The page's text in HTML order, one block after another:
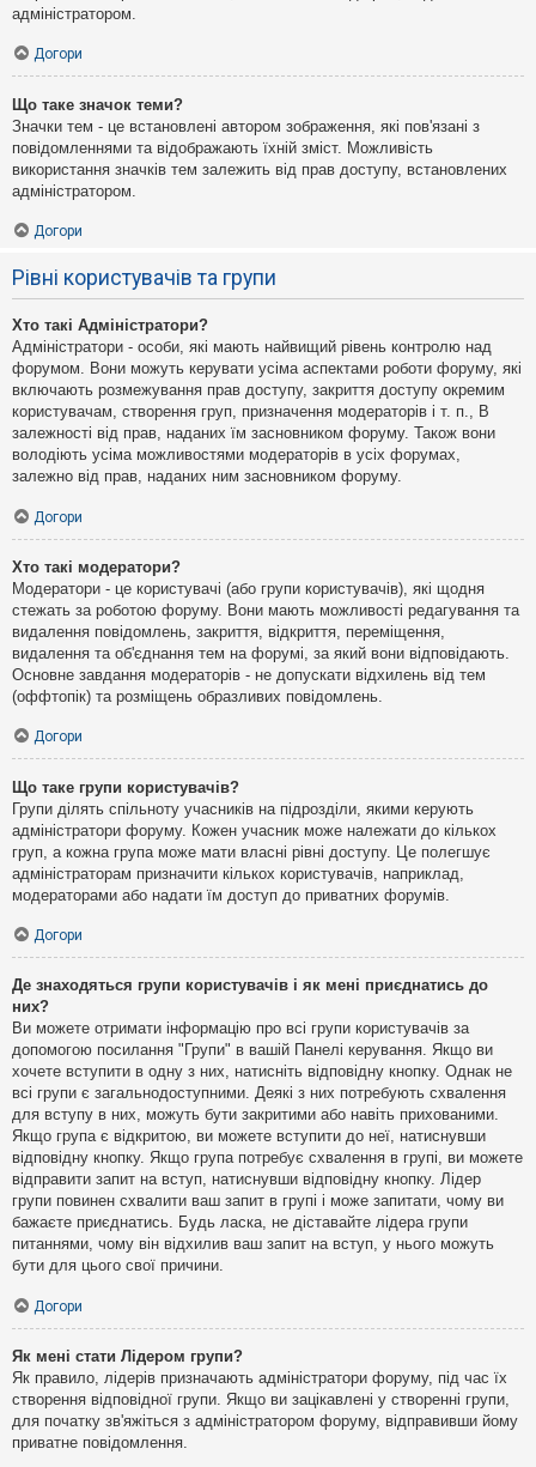
адміністратором.
Догори
Що таке значок теми?
Значки тем - це встановлені автором зображення, які пов'язані з
повідомленнями та відображають їхній зміст. Можливість
використання значків тем залежить від прав доступу, встановлених
адміністратором.
Догори
Рівні користувачів та групи
Хто такі Адміністратори?
Адміністратори - особи, які мають найвищий рівень контролю над
форумом. Вони можуть керувати усіма аспектами роботи форуму, які
включають розмежування прав доступу, закриття доступу окремим
користувачам, створення груп, призначення модераторів і т. п., В
залежності від прав, наданих їм засновником форуму. Також вони
володіють усіма можливостями модераторів в усіх форумах,
залежно від прав, наданих ним засновником форуму.
Догори
Хто такі модератори?
Модератори - це користувачі (або групи користувачів), які щодня
стежать за роботою форуму. Вони мають можливості редагування та
видалення повідомлень, закриття, відкриття, переміщення,
видалення та об'єднання тем на форумі, за який вони відповідають.
Основне завдання модераторів - не допускати відхилень від тем
(оффтопік) та розміщень образливих повідомлень.
Догори
Що таке групи користувачів?
Групи ділять спільноту учасників на підрозділи, якими керують
адміністратори форуму. Кожен учасник може належати до кількох
груп, а кожна група може мати власні рівні доступу. Це полегшує
адміністраторам призначити кількох користувачів, наприклад,
модераторами або надати їм доступ до приватних форумів.
Догори
Де знаходяться групи користувачів і як мені приєднатись до
них?
Ви можете отримати інформацію про всі групи користувачів за
допомогою посилання "Групи" в вашій Панелі керування. Якщо ви
хочете вступити в одну з них, натисніть відповідну кнопку. Однак не
всі групи є загальнодоступними. Деякі з них потребують схвалення
для вступу в них, можуть бути закритими або навіть прихованими.
Якщо група є відкритою, ви можете вступити до неї, натиснувши
відповідну кнопку. Якщо група потребує схвалення в групі, ви можете
відправити запит на вступ, натиснувши відповідну кнопку. Лідер
групи повинен схвалити ваш запит в групі і може запитати, чому ви
бажаєте приєднатись. Будь ласка, не діставайте лідера групи
питаннями, чому він відхилив ваш запит на вступ, у нього можуть
бути для цього свої причини.
Догори
Як мені стати Лідером групи?
Як правило, лідерів призначають адміністратори форуму, під час їх
створення відповідної групи. Якщо ви зацікавлені у створенні групи,
для початку зв'яжіться з адміністратором форуму, відправивши йому
приватне повідомлення.